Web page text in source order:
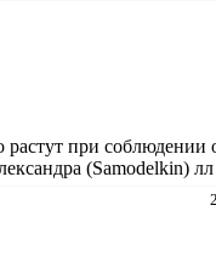
при соблюдении
(Samodelkin) лл